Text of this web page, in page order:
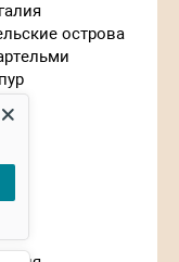
острова